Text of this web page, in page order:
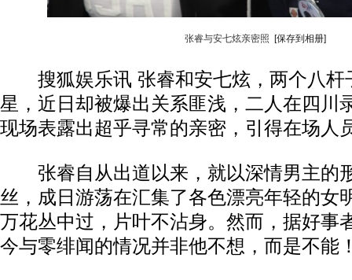
张睿与安七炫亲密照 [保存到相册]
搜狐娱乐讯 张睿和安七炫，两个八杆
星，近日却被爆出关系匪浅，二人在四川
现场表露出超乎寻常的亲密，引得在场人
张睿自从出道以来，就以深情男主的
丝，成日游荡在汇集了各色漂亮年轻的女
万花丛中过，片叶不沾身。然而，据好事
今与零绯闻的情况并非他不想，而是不能